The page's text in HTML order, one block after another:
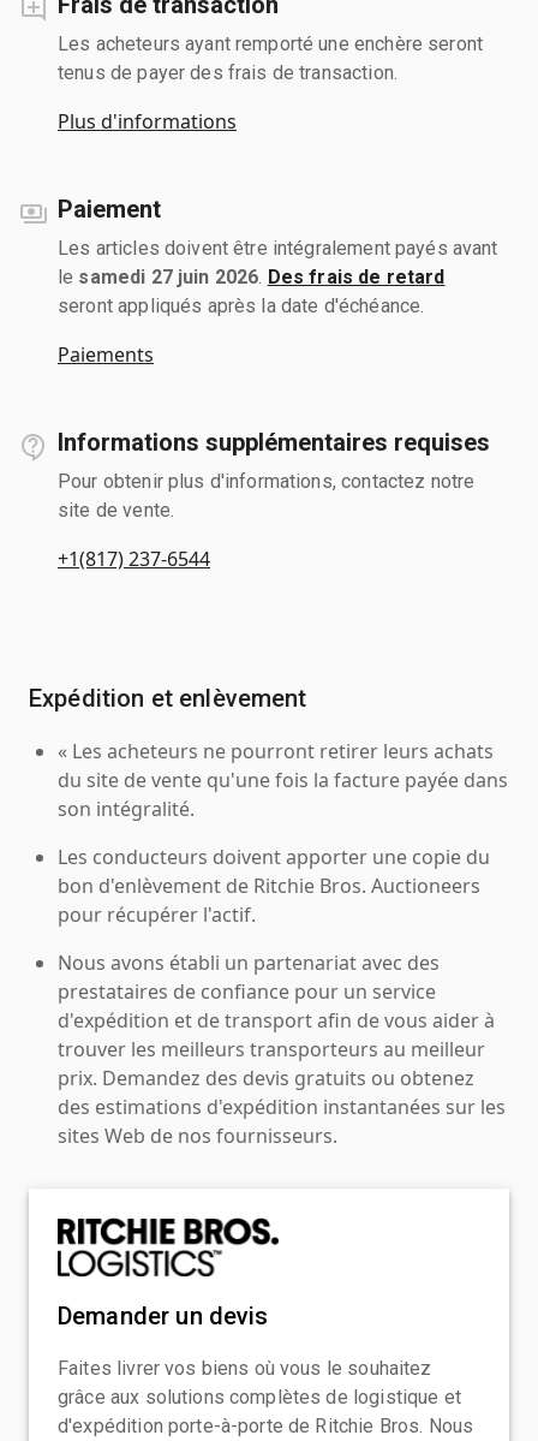
Les acheteurs ayant remporté une enchère seront
tenus de payer des frais de transaction.
Plus d'informations
Paiement
Les articles doivent être intégralement payés avant
le samedi 27 juin 2026 Des frais de retard
seront appliqués après la date d'échéance.
Paiements
Informations supplémentaires requises
Pour obtenir plus d'informations, contactez notre
site de vente.
+1(817) 237-6544
Expédition et enlèvement
« Les acheteurs ne pourront retirer leurs achats
du site de vente qu'une fois la facture payée dans
son intégralité.
Les conducteurs doivent apporter une copie du
bon d'enlèvement de Ritchie Bros. Auctioneers
pour récupérer l'actif.
Nous avons établi un partenariat avec des
prestataires de confiance pour un service
d'expédition et de transport afin de vous aider à
trouver les meilleurs transporteurs au meilleur
prix. Demandez des devis gratuits ou obtenez
des estimations d'expédition instantanées sur les
sites Web de nos fournisseurs.
Demander un devis
Faites livrer vos biens où vous le souhaitez
grâce aux solutions complètes de logistique et
d'expédition porte-à-porte de Ritchie Bros. Nous